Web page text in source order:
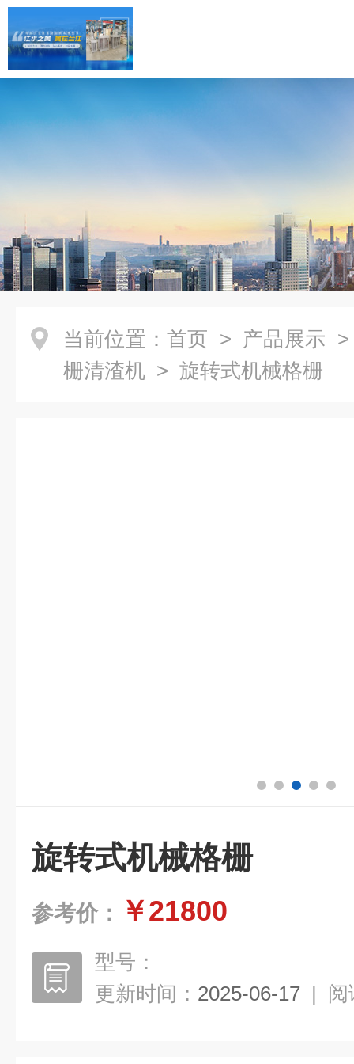
当前位置： 首页 > 产品展示
栅清渣机 > 旋转式机械格栅
旋转式机械格栅
参考价： ￥21800
型号：
更新时间： 2025-06-17 | 阅